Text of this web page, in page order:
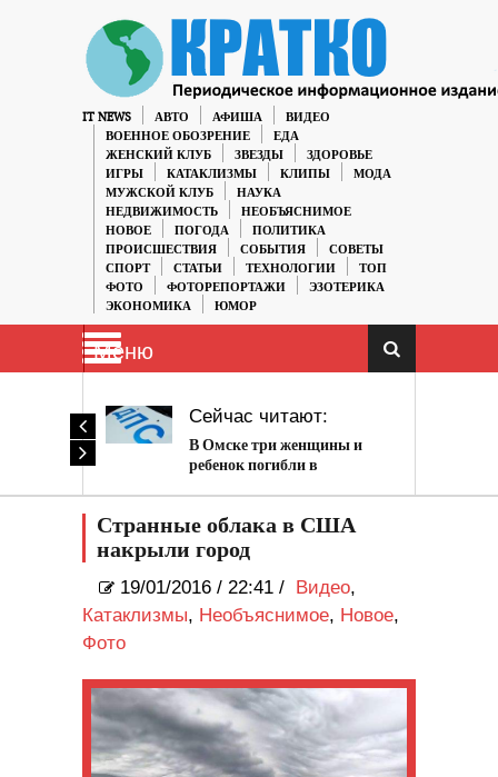
IT NEWS АВТО АФИША
ВИДЕО
ВОЕННОЕ ОБОЗРЕНИЕ
ЕДА
ЖЕНСКИЙ КЛУБ
ЗВЕЗДЫ
ЗДОРОВЬЕ
ИГРЫ
КАТАКЛИЗМЫ КЛИПЫ
МОДА
МУЖСКОЙ КЛУБ
НАУКА
НЕДВИЖИМОСТЬ
НЕОБЪЯСНИМОЕ
НОВОЕ
ПОГОДА
ПОЛИТИКА
ПРОИСШЕСТВИЯ
СОБЫТИЯ
СОВЕТЫ
СПОРТ
СТАТЬИ ТЕХНОЛОГИИ
ТОП
ФОТО
ФОТОРЕПОРТАЖИ
ЭЗОТЕРИКА
ЭКОНОМИКА
ЮМОР
Меню
Сейчас читают:
В Омске три женщины и
ребенок погибли в
Странные облака в США
накрыли город
19/01/2016 / 22:41 / Видео,
Катаклизмы, Необъяснимое, Новое,
Фото